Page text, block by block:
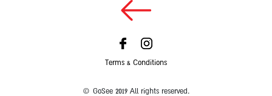
Terms & Conditions
© GoSee 2019 All rights reserved.